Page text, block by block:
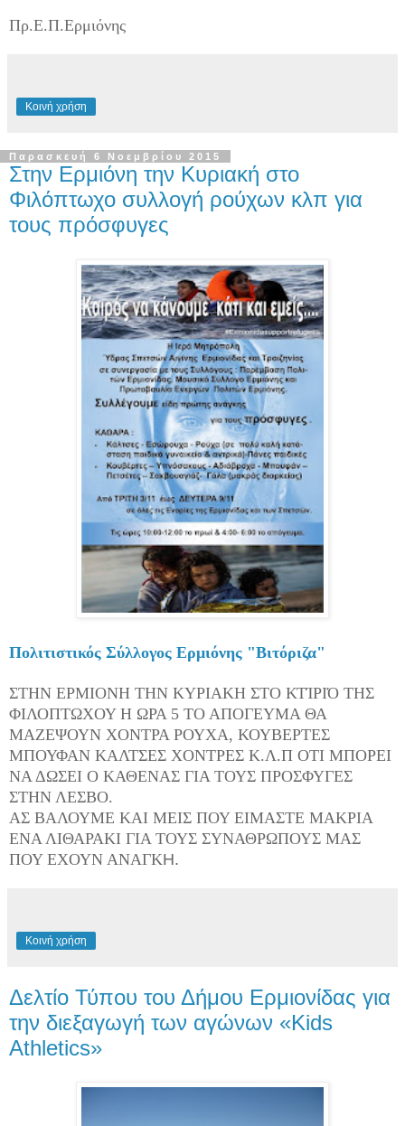
Πρ.Ε.Π.Ερμιόνης
Κοινή χρήση
Παρασκευή 6 Νοεμβρίου 2015
Στην Ερμιόνη την Κυριακή στο
Φιλόπτωχο συλλογή ρούχων κλπ για
τους πρόσφυγες
Πολιτιστικός Σύλλογος Ερμιόνης "Βιτόριζα"
ΣΤΗΝ ΕΡΜΙΟΝΗ ΤΗΝ ΚΥΡΙΑΚΗ ΣΤΟ ΚΤΊΡΙΌ ΤΗΣ
ΦΙΛΟΠΤΩΧΟΥ Η ΩΡΑ 5 ΤΟ ΑΠΟΓΕΥΜΑ ΘΑ
ΜΑΖΕΨΟΥΝ ΧΟΝΤΡΑ ΡΟΥΧΑ, ΚΟΥΒΕΡΤΕΣ
ΜΠΟΥΦΑΝ ΚΑΛΤΣΕΣ ΧΟΝΤΡΕΣ Κ.Λ.Π ΟΤΙ ΜΠΟΡΕΙ
ΝΑ ΔΩΣΕΙ Ο ΚΑΘΕΝΑΣ ΓΙΑ ΤΟΥΣ ΠΡΟΣΦΥΓΕΣ
ΣΤΗΝ ΛΕΣΒΟ.
ΑΣ ΒΑΛΟΥΜΕ ΚΑΙ ΜΕΙΣ ΠΟΥ ΕΙΜΑΣΤΕ ΜΑΚΡΙΑ
ΕΝΑ ΛΙΘΑΡΑΚΙ ΓΙΑ ΤΟΥΣ ΣΥΝΑΘΡΩΠΟΥΣ ΜΑΣ
ΠΟΥ ΕΧΟΥΝ ΑΝΑΓΚΗ.
Κοινή χρήση
Δελτίο Τύπου του Δήμου Ερμιονίδας για
την διεξαγωγή των αγώνων «Kids
Athletics»